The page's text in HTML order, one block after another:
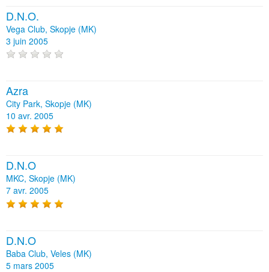
D.N.O.
Vega Club, Skopje (MK)
3 juin 2005
Azra
City Park, Skopje (MK)
10 avr. 2005
D.N.O
MKC, Skopje (MK)
7 avr. 2005
D.N.O
Baba Club, Veles (MK)
5 mars 2005